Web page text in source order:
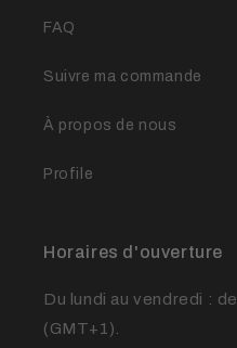
FAQ
Suivre ma commande
À propos de nous
Profile
Horaires d'ouverture
Du lundi au vendredi :
(GMT+1).